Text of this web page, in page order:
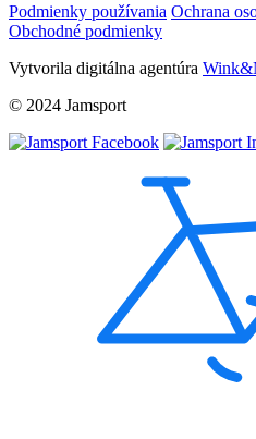
Podmienky používania Ochrana
Obchodné podmienky
Vytvorila digitálna agentúra
© 2024 Jamsport